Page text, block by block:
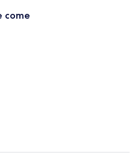
come